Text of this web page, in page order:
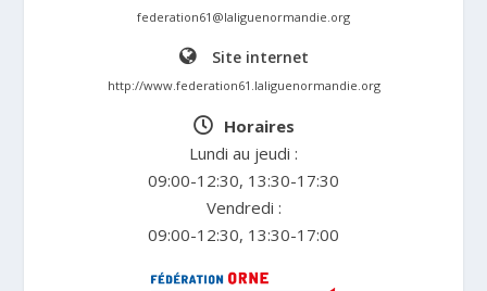
federation61@laliguenormandie.org
Site internet
http://www.federation61.laliguenormandie.org
Horaires
Lundi au jeudi :
09:00-12:30, 13:30-17:30
Vendredi :
09:00-12:30, 13:30-17:00